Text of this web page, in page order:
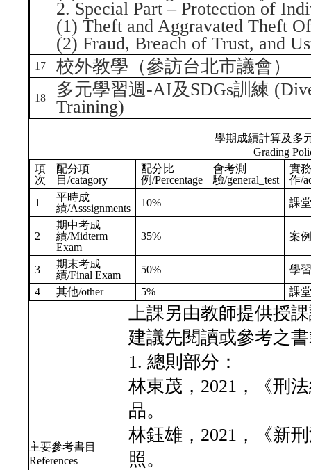
2. Special Part – Protection of
(1) Theft and Aggravated Theft
(2) Fraud, Breach of Trust, and
17 校外教學（參訪台北市議會）
18
多元學習週-AI及SDGs訓練
Training)
學期成績計算及多
Grading
項
次
配分項
目/catagory
配分比
例/Percentage
會考測
驗/general_test
實
作/
1
平時成
績/Asssignments
10% 課
2
期中考成
績/Midterm
Exam
35% 案
3
期末考成
績/Final Exam
50%
學
4
其他/other 5% 課
主要參考書目
References
上課另由教師提供授
建議先閱讀或參考之
1. 總則部分：
林東茂，2021，《刑
品。
林鈺雄，2021，《新
照。